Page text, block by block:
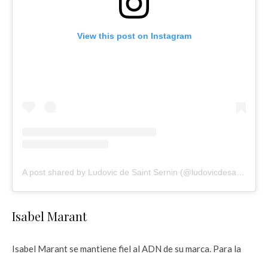
View this post on Instagram
Isabel Marant
Isabel Marant se mantiene fiel al ADN de su marca. Para la